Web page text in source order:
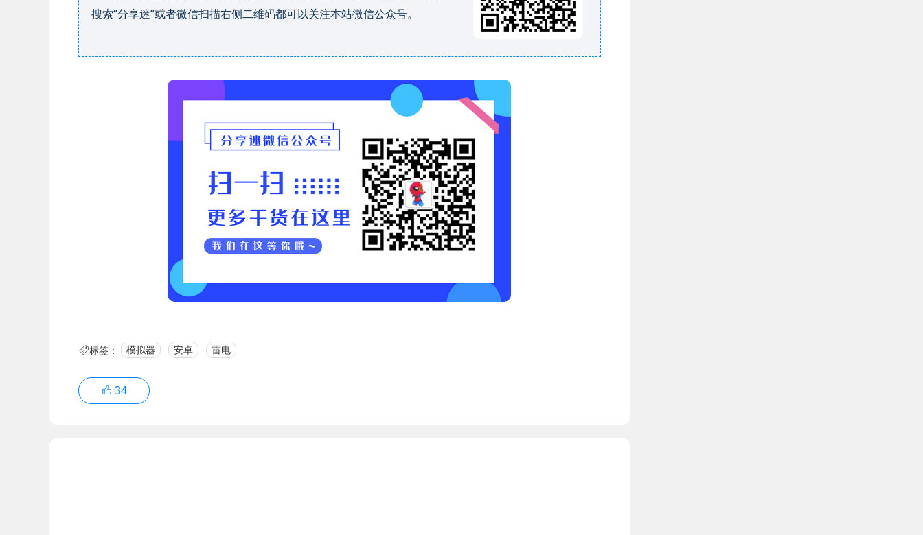
搜索“分享迷”或者微信扫描右侧二维码都可以关注本站微信公众号。
标签： 模拟器 安卓 雷电
34